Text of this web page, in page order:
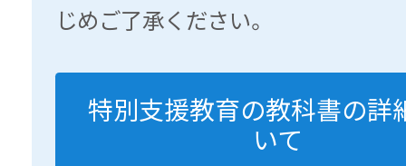
じめご了承ください。
特別支援教育の教科書の詳
いて